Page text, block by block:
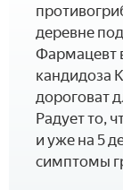
деревне
Фармацевт
кандидоза
дороговат
Радует то,
и уже на 5
симптомы